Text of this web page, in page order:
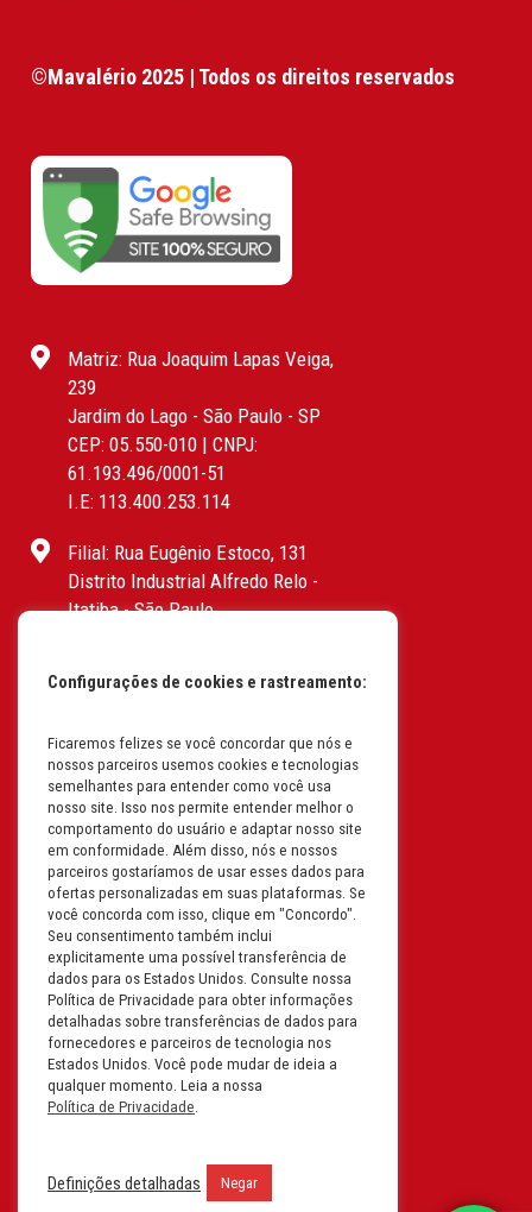
©Mavalério 2025 | Todos os direitos reservados
Matriz: Rua Joaquim Lapas Veiga,
239
Jardim do Lago - São Paulo - SP
CEP: 05.550-010 | CNPJ:
61.193.496/0001-51
I.E: 113.400.253.114
Filial: Rua Eugênio Estoco, 131
Distrito Industrial Alfredo Relo -
Itatiba - São Paulo
I.E: 382.096.357.1147
Filial: Av. Odila Chaves Rodrigues,
1277
Parque industrial RM - Condomínio
Therapark - Jundiaí - São Paulo
CEP: 13.213-087 | CNPJ:
61.193.496/0018-08
I.E: 407.642.800.114
Filial: Rua em Projeto G, 728 – Letra A
B C D
Tabuleiro do Martins – Maceió -
Alagoas
CEP. 57081-036 | CNPJ:
61.193.496/0014-76
Filial: Mavalerio, USA Inc.
Configurações de cookies e rastreamento:
Ficaremos felizes se você concordar que nós e
nossos parceiros usemos cookies e tecnologias
semelhantes para entender como você usa
nosso site. Isso nos permite entender melhor o
comportamento do usuário e adaptar nosso site
em conformidade. Além disso, nós e nossos
parceiros gostaríamos de usar esses dados para
ofertas personalizadas em suas plataformas. Se
você concorda com isso, clique em "Concordo".
Seu consentimento também inclui
explicitamente uma possível transferência de
dados para os Estados Unidos. Consulte nossa
Política de Privacidade para obter informações
detalhadas sobre transferências de dados para
fornecedores e parceiros de tecnologia nos
Estados Unidos. Você pode mudar de ideia a
qualquer momento. Leia a nossa
Política de Privacidade.
Definições detalhadas Negar